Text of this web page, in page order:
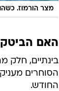
מצר הורמוז.
האם הביטקוין
החודש.